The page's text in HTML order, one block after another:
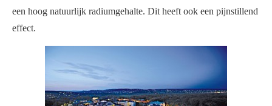
een hoog natuurlijk radiumgehalte. Dit heeft ook een pijnstillend
effect.